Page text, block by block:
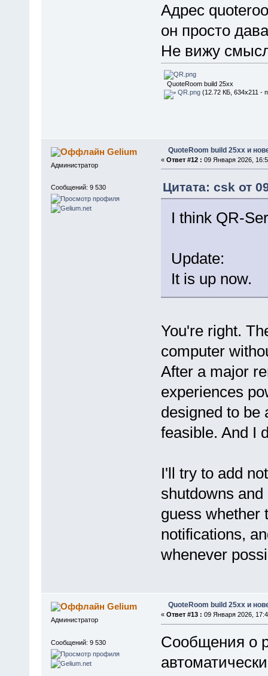
Адрес
он просто
Не вижу
QuoteRoom build 25xx
QR.png(12.72 КБ, 634x211 -
Gelium
Администратор
Сообщений: 9 530
QuoteRoom build 25xx и
« Ответ #12 : 09 Января 2026,
Цитата: csk от
I think QR-
Update:
It is up now.
You're right.
computer
After a major
experiences
designed to be
feasible. And I
I'll try to add
shutdowns
guess whether
notifications,
whenever
Gelium
Администратор
Сообщений: 9 530
QuoteRoom build 25xx и
« Ответ #13 : 09 Января 2026,
Сообщения о